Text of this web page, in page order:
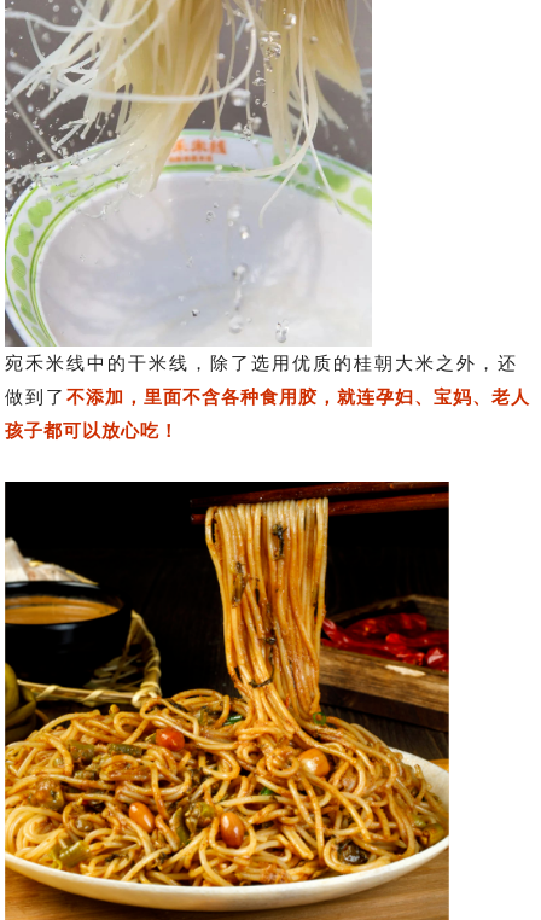
宛禾米线中的干米线，除了选用优质的桂朝大米之外，还
做到了不添加，里面不含各种食用胶，就连孕妇、宝妈、老人
孩子都可以放心吃！